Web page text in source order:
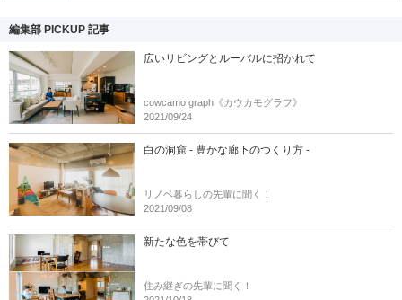
編集部 PICKUP 記事
広いリビングとルーバルに招かれて
cowcamo graph《カウカモグラフ》
2021/09/24
白の洞窟 - 豊かな廊下のつくり方 -
リノベ暮らしの先輩に聞く！
2021/09/08
新たな色を帯びて
住み継ぎの先輩に聞く！